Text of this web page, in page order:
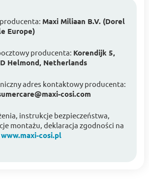
Maxi Miliaan B.V. (Dorel
Europe)
producenta: Korendijk 5,
Helmond, Netherlands
adres kontaktowy producenta:
cosi.com
instrukcje bezpieczeństwa,
montażu, deklaracja zgodności na
www.maxi-cosi.pl